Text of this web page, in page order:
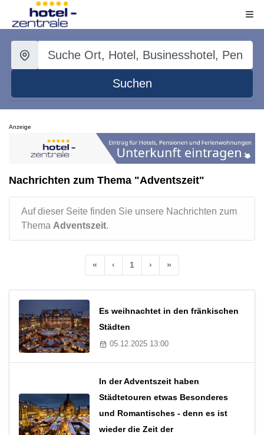
Suchen
Anzeige
Nachrichten zum Thema "Adventszeit"
Auf dieser Seite finden Sie unsere Nachrichten zum
Thema Adventszeit.
« ‹ 1 › »
Es weihnachtet in den fränkischen
Städten
05.12.2025 13:00
In der Adventszeit haben
Städtetouren etwas Besonderes
und Romantisches - denn es ist
wieder die Zeit der